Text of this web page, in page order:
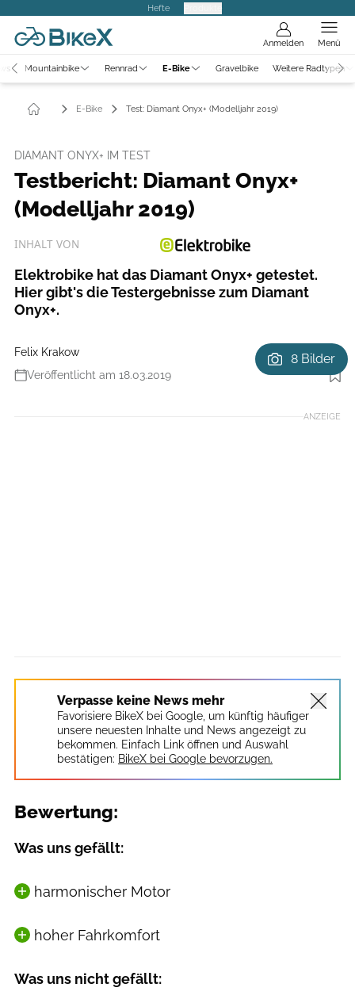
Hefte
Anmelden Menü
Mountainbike Rennrad E-Bike Gravelbike Weitere Radtypen
E-Bike Test: Diamant Onyx+ (Modelljahr 2019)
DIAMANT ONYX+ IM TEST
Testbericht: Diamant Onyx+
(Modelljahr 2019)
INHALT VON
Elektrobike hat das Diamant Onyx+ getestet.
Hier gibt's die Testergebnisse zum Diamant
Onyx+.
Felix Krakow
Veröffentlicht am 18.03.2019
Foto: Benjamin Hahn
8 Bilder
ANZEIGE
Verpasse keine News mehr
Favorisiere BikeX bei Google, um künftig häufiger
unsere neuesten Inhalte und News angezeigt zu
bekommen. Einfach Link öffnen und Auswahl
bestätigen: BikeX bei Google bevorzugen.
Bewertung:
Was uns gefällt:
harmonischer Motor
hoher Fahrkomfort
Was uns nicht gefällt: